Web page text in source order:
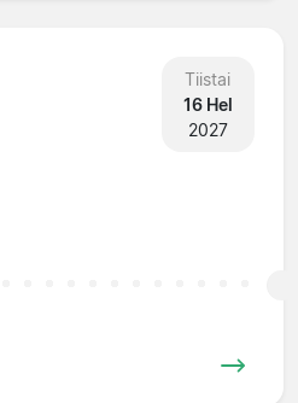
Tiistai
16 Hel
2027